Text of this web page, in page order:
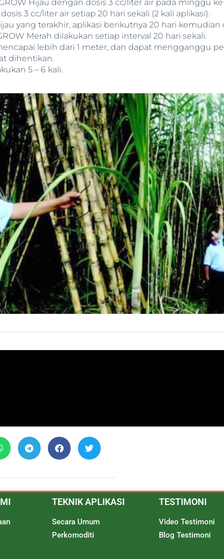
Hijau dengan dosis 3 cc/liter air pada minggu
3 cc/liter air setiap 20 hari sekali (2 kali aplikasi).
yang terakhir, aplikasi berikutnya 20 hari kemudian
Merah dilakukan setiap interval 20 hari sekali.
lebih dari 1 meter, dan dapat mengganggu
dihentikan.
5 – 6 kali.
TEKNIK APLIKASI
Secara Umum
Perkomoditi
TESTIMONI
Video Testimoni
Blog Testimoni